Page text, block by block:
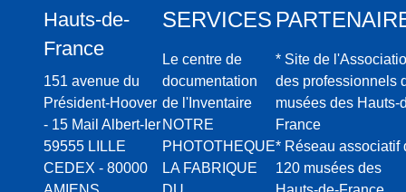
Hauts-de-
France
151 avenue du
Président-Hoover
- 15 Mail Albert-Ier
59555 LILLE
CEDEX - 80000
SERVICES
Le centre de
documentation
de l'Inventaire
NOTRE
PHOTOTHEQUE
LA FABRIQUE
* Site de
des professionnels
musées des Hauts-
France
* Réseau associatif
120 musées des